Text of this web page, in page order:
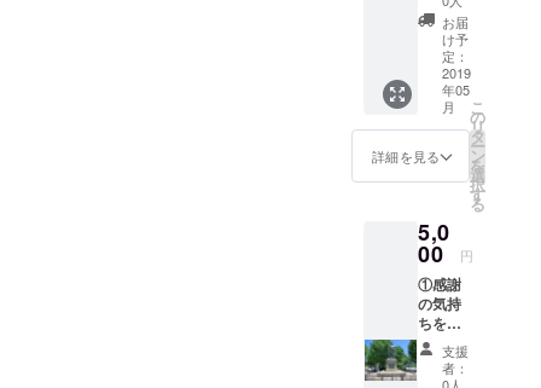
の完成
写真付
きの、
お礼
メール
をお送
りさせ
て頂き
ます。
お届
け予
定：
2019
年05
月
詳細を見る
こ
の
リ
タ
ー
ン
を
選
択
す
る
5,0
00 円
①感謝
の気持
ちを込
めて、
施工前
と施工
支援
者：